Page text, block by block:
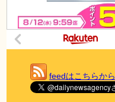
feedはこちらから